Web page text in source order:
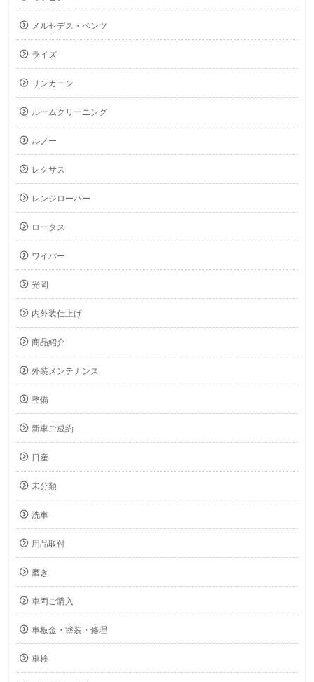
メルセデス・ベンツ
ライズ
リンカーン
ルームクリーニング
ルノー
レクサス
レンジローバー
ロータス
ワイパー
光岡
内外装仕上げ
商品紹介
外装メンテナンス
整備
新車ご成約
日産
未分類
洗車
用品取付
磨き
車両ご購入
車板金・塗装・修理
車検